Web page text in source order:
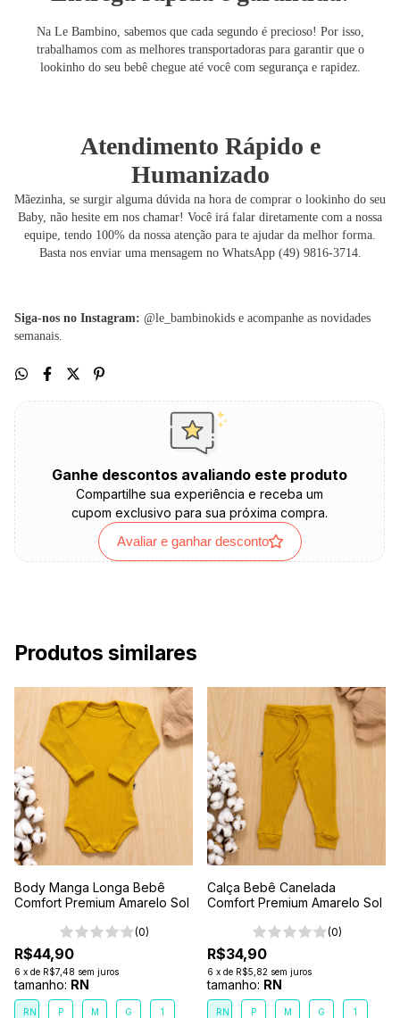
Na Le Bambino, sabemos que cada segundo é precioso! Por isso,
trabalhamos com as melhores transportadoras para garantir que o
lookinho do seu bebê chegue até você com segurança e rapidez.
Atendimento Rápido e
Humanizado
Mãezinha, se surgir alguma dúvida na hora de comprar o lookinho do seu
Baby, não hesite em nos chamar! Você irá falar diretamente com a nossa
equipe, tendo 100% da nossa atenção para te ajudar da melhor forma.
Basta nos enviar uma mensagem no WhatsApp (49) 9816-3714.
Siga-nos no Instagram: @le_bambinokids e acompanhe as novidades
semanais.
Ganhe descontos avaliando este produto
Compartilhe sua experiência e receba um
cupom exclusivo para sua próxima compra.
Avaliar e ganhar desconto
Produtos similares
Body Manga Longa Bebê
Comfort Premium Amarelo Sol
(0)
R$44,90
6 x de R$7,48 sem juros
tamanho: RN
RN P M G 1
Calça Bebê Canelada
Comfort Premium Amarelo Sol
(0)
R$34,90
6 x de R$5,82 sem juros
tamanho: RN
RN P M G 1